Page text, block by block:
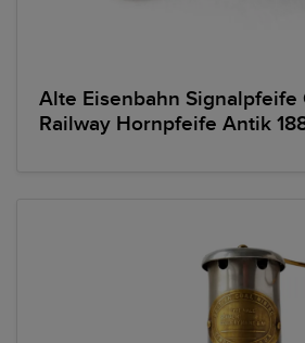
Alte Eisenbahn Signalpfeife
Railway Hornpfeife Antik